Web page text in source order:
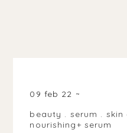
09 feb 22
beauty . serum . skin
nourishing+ serum